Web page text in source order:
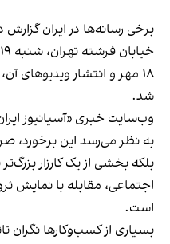
برخی رسانه‌ها در ایران
۱۸ مهر و انتشار ویدیوهای
شد.
وب‌سایت خبری «آسیانیوز
به نظر می‌رسد این
بلکه بخشی از یک کارزار
اجتماعی، مقابله با نمایش
است.
بسیاری از کسب‌وکارها نگران